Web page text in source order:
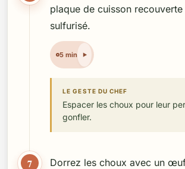
plaque de cuisson
sulfurisé.
5 min
LE GESTE DU CHEF
Espacer les choux pour leur
gonfler.
7 Dorrez les choux avec un